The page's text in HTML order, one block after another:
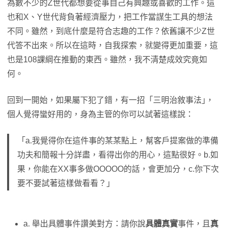
為數不少的Z世代都想要從事自己有興趣或喜歡的工作。這
也和X、Y世代背負著經濟壓力，把工作當謀生工具的想法
不同。雖然，到底什麼是符合志趣的工作？依舊讓不少Z世
代答不出來。所以在這時，自我探索，就變得更加重要，這
也是108課綱在推動的東西。雖然，我不清楚成效究竟如
何。
回到一開始，如果屬下犯了錯，有一招「三明治敘事法｣，
個人覺得蠻好用的，身為主管的你可以試著這樣說：
「a.我覺得你在這件事的某某點上，幫客戶提案做的準備
功夫和簡報十分詳盡，看得出你的用心，這點很好。b.如
果，你能在XX事多做OOOOO的話，會更加分，c.你下次
要不要試著這樣做看看？｣
a. 舉出具體事件讚美對方：請你說具體真實事件，且 真